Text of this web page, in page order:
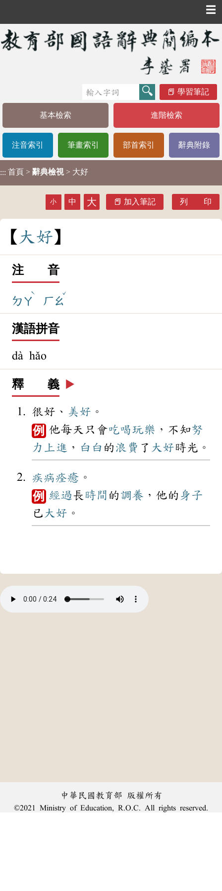
☰
學習筆記
基本檢索 進階檢索
注音索引 筆畫索引 部首索引 辭典附錄
::: 首頁 > 辭典檢視 > 大好
小 中 大 加入筆記 列 印
大 好
注 音
ㄉㄚ
ˋ
ㄏㄠ
ˇ
漢語拼音
dà hǎo
釋 義 ▶️
很好、 美好 。
例 他每天只會吃喝玩樂 ，不知努
力 上進 ， 白白 的 浪費 了 大好時光。
疾病痊癒 。
例 經過長 時間 的 調養 ，他的 身子
已 大好 。
中華民國教育部 版權所有
©2021 Ministry of Education, R.O.C. All rights reserved.